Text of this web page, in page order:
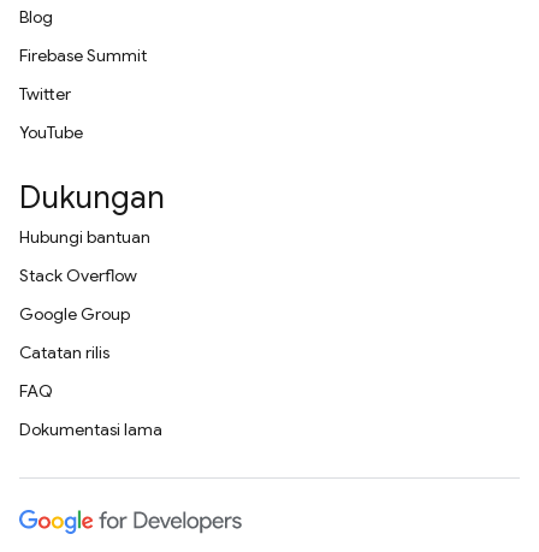
Blog
Firebase Summit
Twitter
YouTube
Dukungan
Hubungi bantuan
Stack Overflow
Google Group
Catatan rilis
FAQ
Dokumentasi lama